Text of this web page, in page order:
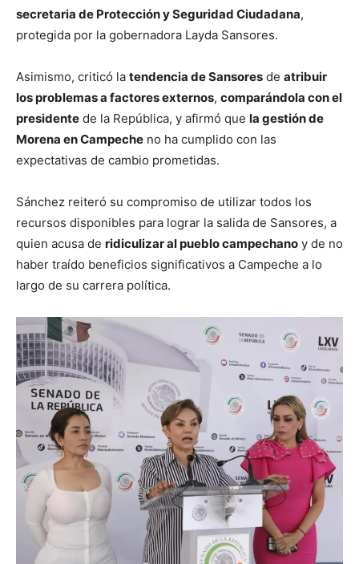
secretaria de Protección y Seguridad Ciudadana,
protegida por la gobernadora Layda Sansores.
Asimismo, criticó la tendencia de Sansores de atribuir
los problemas a factores externos, comparándola con el
presidente de la República, y afirmó que la gestión de
Morena en Campeche no ha cumplido con las
expectativas de cambio prometidas.
Sánchez reiteró su compromiso de utilizar todos los
recursos disponibles para lograr la salida de Sansores, a
quien acusa de ridiculizar al pueblo campechano y de no
haber traído beneficios significativos a Campeche a lo
largo de su carrera política.